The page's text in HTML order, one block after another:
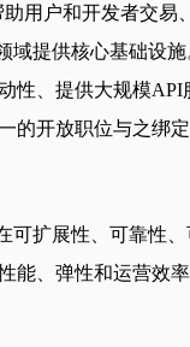
用户和开发者
提供核心基础设
、提供大规模
开放职位与之绑
扩展性、可靠性
、弹性和运营